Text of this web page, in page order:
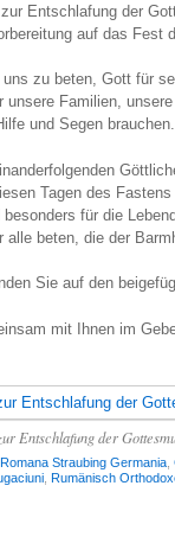
Entschlafung der
auf das Fest
zu beten, Gott für
Familien,
und Segen brauchen.
Tagen des
für die
beten, die der
Sie auf den
mit Ihnen im
Entschlafung der
Straubing Germania,
, Rumänisch